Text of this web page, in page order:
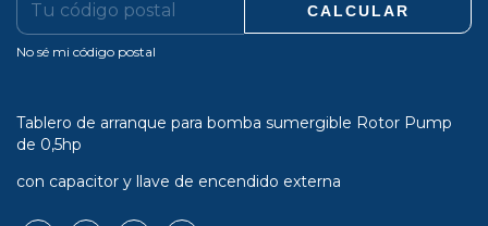
CALCULAR
No sé mi código postal
Tablero de arranque para bomba sumergible Rotor Pump
de 0,5hp
con capacitor y llave de encendido externa